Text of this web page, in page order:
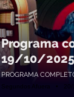
Programa
19/10/2025
PROGRAMA
Segundos Afuera • 20/